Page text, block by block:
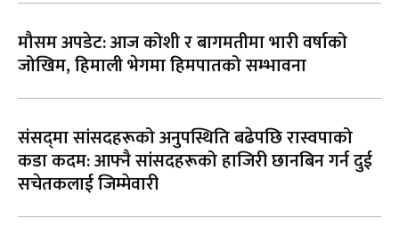
मौसम अपडेट: आज कोशी र बागमतीमा भारी वर्षाको
जोखिम, हिमाली भेगमा हिमपातको सम्भावना
संसद्‌मा सांसदहरूको अनुपस्थिति बढेपछि रास्वपाको
कडा कदम: आफ्नै सांसदहरूको हाजिरी छानबिन गर्न दुई
सचेतकलाई जिम्मेवारी